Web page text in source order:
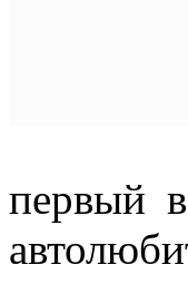
первый